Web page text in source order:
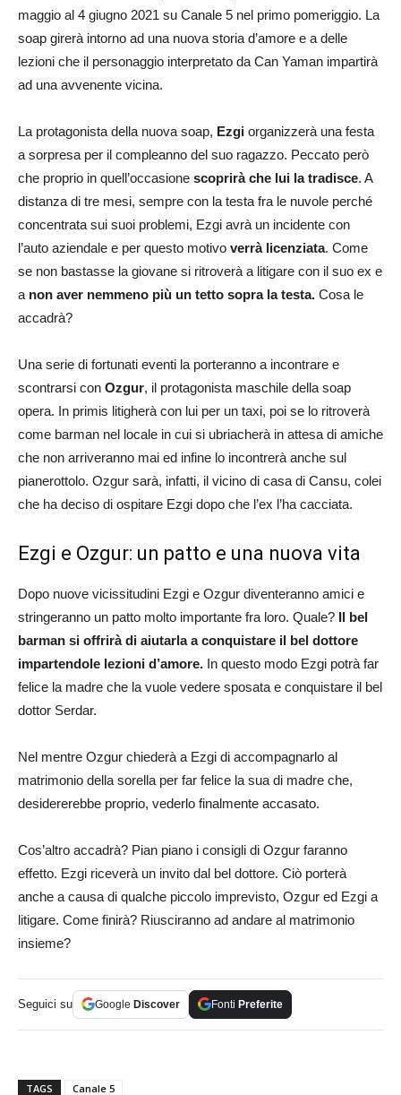
maggio al 4 giugno 2021 su Canale 5 nel primo pomeriggio. La
soap girerà intorno ad una nuova storia d’amore e a delle
lezioni che il personaggio interpretato da Can Yaman impartirà
ad una avvenente vicina.
La protagonista della nuova soap, Ezgi organizzerà una festa
a sorpresa per il compleanno del suo ragazzo. Peccato però
che proprio in quell’occasione scoprirà che lui la tradisce. A
distanza di tre mesi, sempre con la testa fra le nuvole perché
concentrata sui suoi problemi, Ezgi avrà un incidente con
l’auto aziendale e per questo motivo verrà licenziata. Come
se non bastasse la giovane si ritroverà a litigare con il suo ex e
a non aver nemmeno più un tetto sopra la testa. Cosa le
accadrà?
Una serie di fortunati eventi la porteranno a incontrare e
scontrarsi con Ozgur, il protagonista maschile della soap
opera. In primis litigherà con lui per un taxi, poi se lo ritroverà
come barman nel locale in cui si ubriacherà in attesa di amiche
che non arriveranno mai ed infine lo incontrerà anche sul
pianerottolo. Ozgur sarà, infatti, il vicino di casa di Cansu, colei
che ha deciso di ospitare Ezgi dopo che l’ex l’ha cacciata.
Ezgi e Ozgur: un patto e una nuova vita
Dopo nuove vicissitudini Ezgi e Ozgur diventeranno amici e
stringeranno un patto molto importante fra loro. Quale? Il bel
barman si offrirà di aiutarla a conquistare il bel dottore
impartendole lezioni d’amore. In questo modo Ezgi potrà far
felice la madre che la vuole vedere sposata e conquistare il bel
dottor Serdar.
Nel mentre Ozgur chiederà a Ezgi di accompagnarlo al
matrimonio della sorella per far felice la sua di madre che,
desidererebbe proprio, vederlo finalmente accasato.
Cos’altro accadrà? Pian piano i consigli di Ozgur faranno
effetto. Ezgi riceverà un invito dal bel dottore. Ciò porterà
anche a causa di qualche piccolo imprevisto, Ozgur ed Ezgi a
litigare. Come finirà? Riusciranno ad andare al matrimonio
insieme?
Seguici su Google Discover Fonti Preferite
TAGS Canale 5